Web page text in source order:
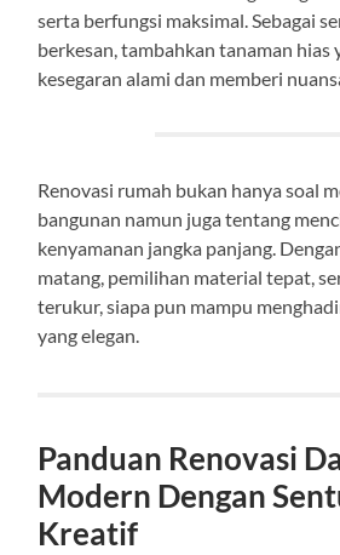
serta berfungsi maksimal. Sebagai
berkesan, tambahkan tanaman hias
kesegaran alami dan memberi
Renovasi rumah bukan hanya soal
bangunan namun juga tentang
kenyamanan jangka panjang.
matang, pemilihan material tepat,
terukur, siapa pun mampu
yang elegan.
Panduan Renovasi
Modern Dengan
Kreatif